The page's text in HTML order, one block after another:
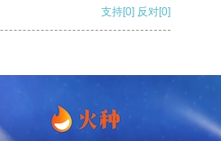
支持[0] 反对[0]